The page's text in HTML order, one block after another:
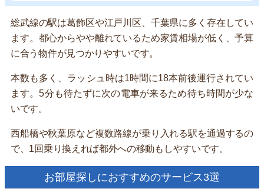
総武線の駅は葛飾区や江戸川区、千葉県に多く存在してい
ます。都心からやや離れているため家賃相場が低く、予算
に合う物件が見つかりやすいです。
本数も多く、ラッシュ時は1時間に18本前後運行されてい
ます。5分も待たずに次の電車が来るため待ち時間が少な
いです。
西船橋や秋葉原など複数路線が乗り入れる駅を通過するの
で、1回乗り換えれば都外への移動もしやすいです。
お部屋探しにおすすめのサービス3選